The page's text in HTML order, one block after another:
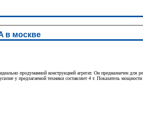
в москве
продуманной конструкцией агрегат. Он предназначен для
у предлагаемой техники составляет 4 т. Показатель